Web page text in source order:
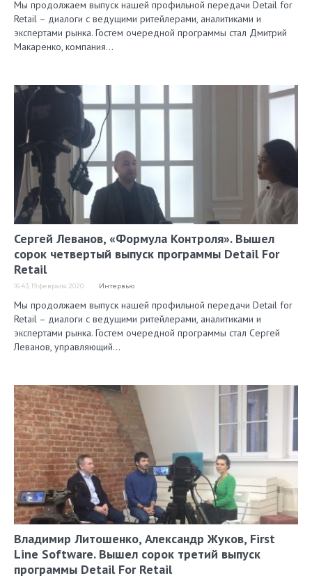
Мы продолжаем выпуск нашей профильной передачи Detail for
Retail – диалоги с ведущими ритейлерами, аналитиками и
экспертами рынка. Гостем очередной программы стал Дмитрий
Макаренко, компания…
Сергей Леванов, «Формула Контроля». Вышел
сорок четвертый выпуск программы Detail For
Retail
16:43, 19 февраля 2020 Интервью
Мы продолжаем выпуск нашей профильной передачи Detail for
Retail – диалоги с ведущими ритейлерами, аналитиками и
экспертами рынка. Гостем очередной программы стал Сергей
Леванов, управляющий…
Владимир Литошенко, Александр Жуков, First
Line Software. Вышел сорок третий выпуск
программы Detail For Retail